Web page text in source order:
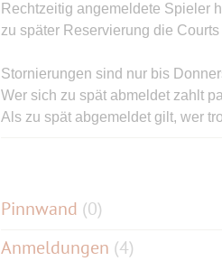
Rechtzeitig angemeldete Spieler
zu später Reservierung die
Stornierungen sind nur bis
Wer sich zu spät abmeldet zahlt
Als zu spät abgemeldet gilt, wer
Spätabsagerbeitrag entrichten.
Wenn an einem Freitag pro
Pinnwand (0)
Anmeldungen (4)